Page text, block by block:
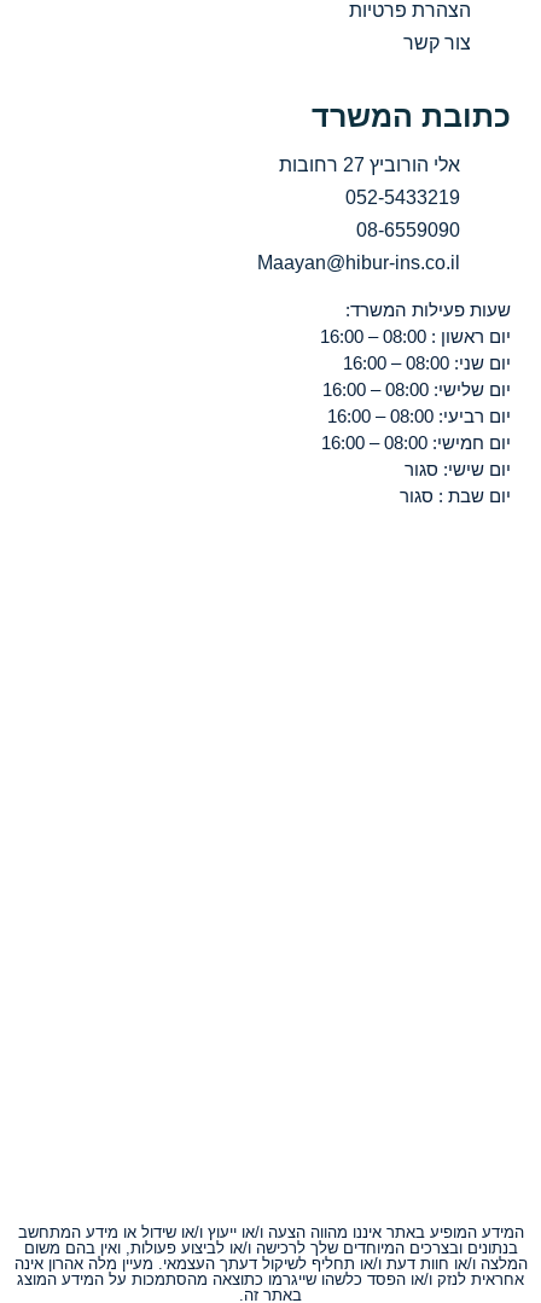
הצהרת פרטיות
צור קשר
כתובת המשרד
אלי הורוביץ 27 רחובות
052-5433219
08-6559090
Maayan@hibur-ins.co.il
שעות פעילות המשרד:
יום ראשון : 08:00 – 16:00
יום שני: 08:00 – 16:00
יום שלישי: 08:00 – 16:00
יום רביעי: 08:00 – 16:00
יום חמישי: 08:00 – 16:00
יום שישי: סגור
יום שבת : סגור
המידע המופיע באתר איננו מהווה הצעה ו/או ייעוץ ו/או שידול או מידע המתחשב
בנתונים ובצרכים המיוחדים שלך לרכישה ו/או לביצוע פעולות, ואין בהם משום
המלצה ו/או חוות דעת ו/או תחליף לשיקול דעתך העצמאי. מעיין מלה אהרון אינה
אחראית לנזק ו/או הפסד כלשהו שייגרמו כתוצאה מהסתמכות על המידע המוצג
באתר זה.